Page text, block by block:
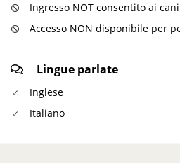
Ingresso NOT consentito ai cani
Accesso NON disponibile per
Lingue parlate
Inglese
Italiano